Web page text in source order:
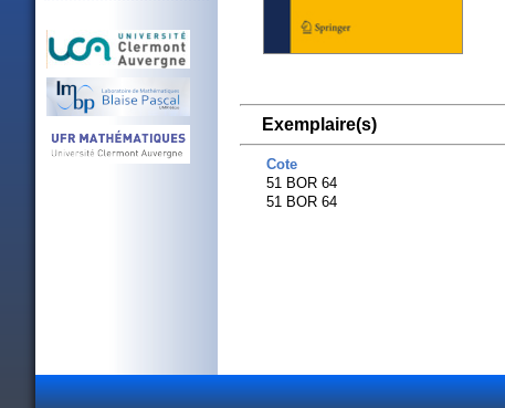
Exemplaire(s)
Cote
51 BOR 64
51 BOR 64